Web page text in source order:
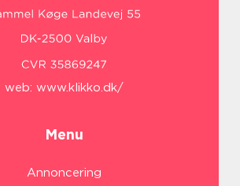
web: www.klikko.dk/
Menu
Annoncering